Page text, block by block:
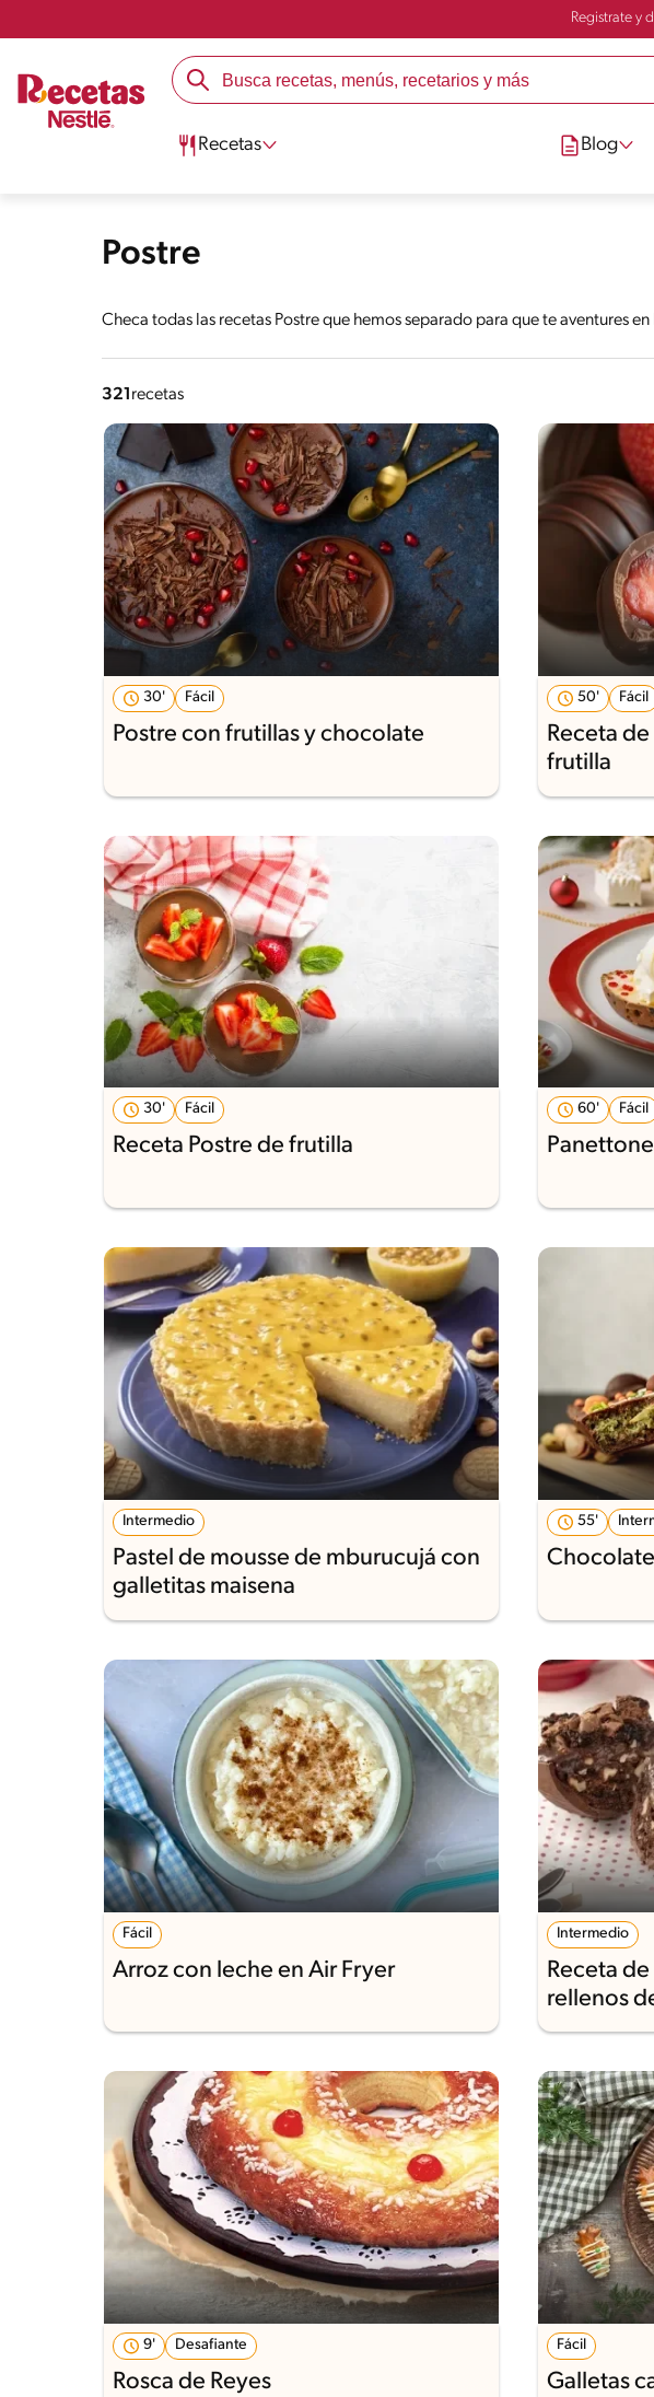
Registrate y
Recetas Blog
Postre
Checa todas las recetas Postre que hemos separado para que te aventures
321 recetas
30' Fácil
Postre con frutillas y chocolate
50' Fácil
Receta
frutilla
30' Fácil
Receta Postre de frutilla
60' Fácil
Intermedio
Pastel de mousse de mburucujá con
galletitas maisena
55'
Fácil
Arroz con leche en Air Fryer
Intermedio
Receta
rellenos
9' Desafiante
Rosca de Reyes
Fácil
Galletas